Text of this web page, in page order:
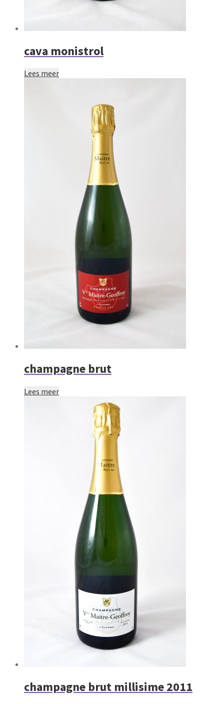
cava monistrol
Lees meer
champagne brut
Lees meer
champagne brut millisime 2011